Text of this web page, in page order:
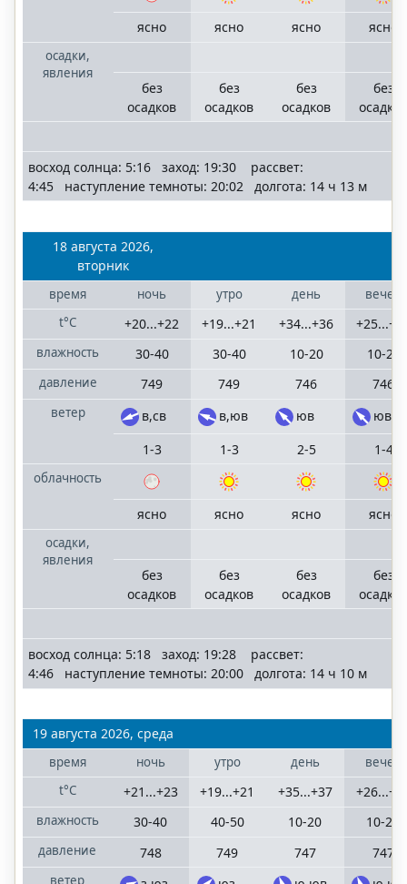
осадки,
явления
ясно
без
осадков
ясно
без
осадков
ясно
без
осадков
ясно
без
восход солнца: 5:16 заход: 19:30 рассвет:
4:45 наступление темноты: 20:02 долгота: 14 ч 13 м
18 августа 2026,
вторник
время
t°C
влажность
давление
ветер
облачность
осадки,
явления
ночь
+20...+22
30-40
749
в,св
1-3
ясно
без
осадков
утро
+19...+21
30-40
749
в,юв
1-3
ясно
без
осадков
день
+34...+36
10-20
746
юв
2-5
ясно
без
осадков
вечер
10-20
746
юв
1-4
ясно
без
восход солнца: 5:18 заход: 19:28 рассвет:
4:46 наступление темноты: 20:00 долгота: 14 ч 10 м
19 августа 2026, среда
время
t°C
влажность
давление
ночь
+21...+23
30-40
748
утро
+19...+21
40-50
749
день
+35...+37
10-20
747
вечер
10-20
747
конфиденциальности